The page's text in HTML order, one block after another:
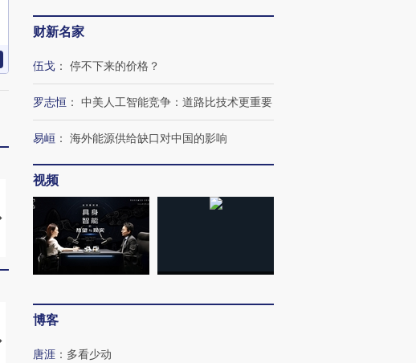
马航飞行员跨国走私7万
粒摇头丸 尿检体内含3种
度Z世代 用街头抗争将教
育部长拱下台
【推广】走进第四届链博
会，让数智科技“链”接产
财新名家
伍戈 ： 停不下来的价格？
罗志恒 ： 中美人工智能竞争：道路比技术更重要
易峘 ： 海外能源供给缺口对中国的影响
视频
博客
唐涯 ： 多看少动